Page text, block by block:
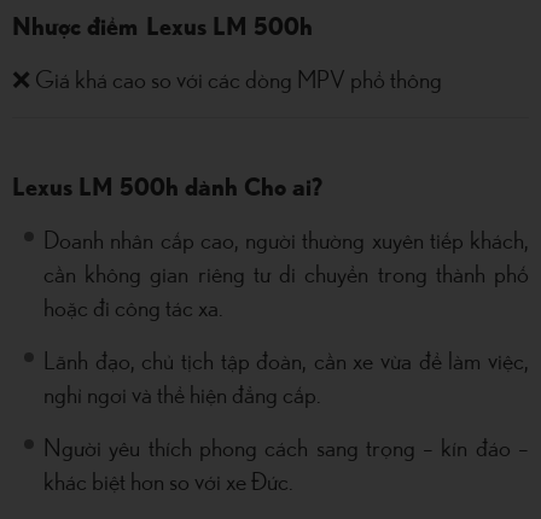
Nhược điểm Lexus LM 500h
❌ Giá khá cao so với các dòng MPV phổ thông
​​​​​​​Lexus LM 500h dành Cho ai?
Doanh nhân cấp cao, người thường xuyên tiếp khách,
cần không gian riêng tư di chuyển trong thành phố
hoặc đi công tác xa.
Lãnh đạo, chủ tịch tập đoàn, cần xe vừa để làm việc,
nghỉ ngơi và thể hiện đẳng cấp.
Người yêu thích phong cách sang trọng – kín đáo –
khác biệt hơn so với xe Đức.